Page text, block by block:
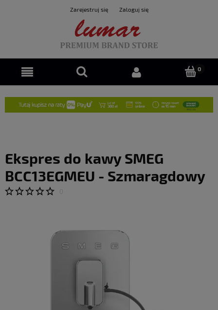
Zarejestruj się Zaloguj się
Ekspres do kawy SMEG
BCC13EGMEU - Szmaragdowy